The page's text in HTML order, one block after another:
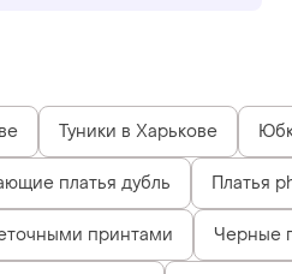
Туники в Харькове
платья дубль Платья
принтами Черные